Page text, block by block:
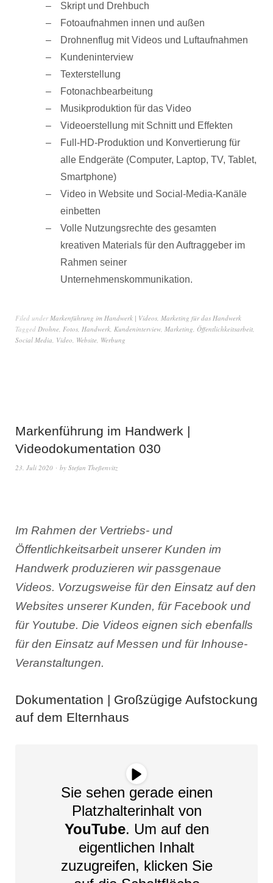
Skript und Drehbuch
Fotoaufnahmen innen und außen
Drohnenflug mit Videos und Luftaufnahmen
Kundeninterview
Texterstellung
Fotonachbearbeitung
Musikproduktion für das Video
Videoerstellung mit Schnitt und Effekten
Full-HD-Produktion und Konvertierung für
alle Endgeräte (Computer, Laptop, TV, Tablet,
Smartphone)
Video in Website und Social-Media-Kanäle
einbetten
Volle Nutzungsrechte des gesamten
kreativen Materials für den Auftraggeber im
Rahmen seiner
Unternehmenskommunikation.
Filed underMarkenführung im Handwerk | Videos, Marketing für das Handwerk
Tagged Drohne, Fotos, Handwerk, Kundeninterview, Marketing, Öffentlichkeitsarbeit,
Social Media, Video, Website, Werbung
Markenführung im Handwerk |
Videodokumentation 030
23. Juli 2020 by Stefan Theßenvitz
Im Rahmen der Vertriebs- und
Öffentlichkeitsarbeit unserer Kunden im
Handwerk produzieren wir passgenaue
Videos. Vorzugsweise für den Einsatz auf den
Websites unserer Kunden, für Facebook und
für Youtube. Die Videos eignen sich ebenfalls
für den Einsatz auf Messen und für Inhouse-
Veranstaltungen.
Dokumentation | Großzügige Aufstockung
auf dem Elternhaus
Sie sehen gerade einen
Platzhalterinhalt von
YouTube. Um auf den
eigentlichen Inhalt
zuzugreifen, klicken Sie